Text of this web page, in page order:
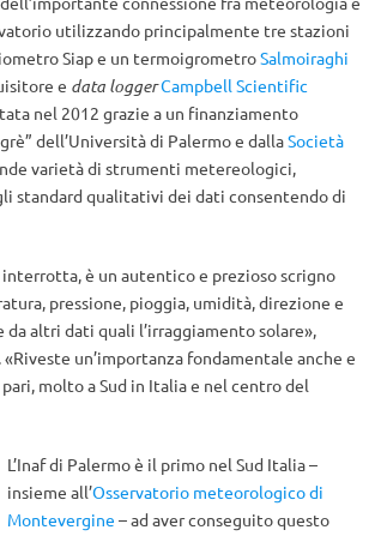
utilizzando principalmente tre stazioni
Siape un termoigrometroSalmoiraghi
e data loggerCampbell Scientific
nel 2012 grazie a un finanziamento
dell’Università di Palermo e dallaSocietà
varietà di strumenti metereologici,
standard qualitativi dei dati consentendo di
è un autentico e prezioso scrigno
pressione, pioggia, umidità, direzione e
altri dati quali l’irraggiamento solare»,
un’importanza fondamentale anche e
molto a Sud in Italia e nel centro del
L’Inaf di Palermo è il primo nel Sud Italia –
insieme all’Osservatorio meteorologico di
Montevergine – ad aver conseguito questo